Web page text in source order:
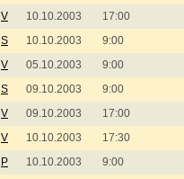
V 10.10.2003 17:00
S 10.10.2003 9:00
V 05.10.2003 9:00
S 09.10.2003 9:00
V 09.10.2003 17:00
V 10.10.2003 17:30
P 10.10.2003 9:00